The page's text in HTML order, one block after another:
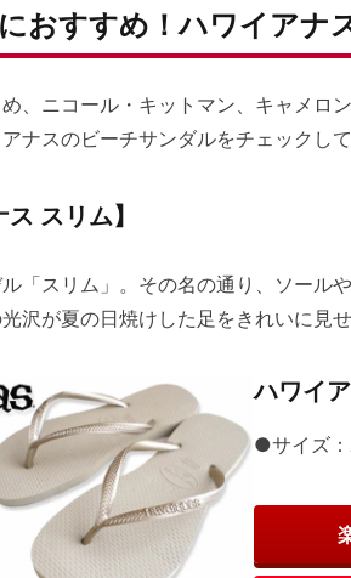
おすすめ！ハワイアナ
、ニコール・キットマン、キャメロ
ナスのビーチサンダルをチェックし
ス スリム】
「スリム」。その名の通り、ソール
沢が夏の日焼けした足をきれいに見せ
ハワイ
●サイズ